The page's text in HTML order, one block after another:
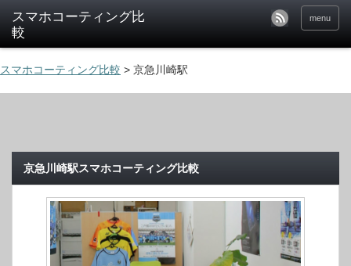
menu
スマホコーティング比較 > 京急川崎駅
京急川崎駅スマホコーティング比較